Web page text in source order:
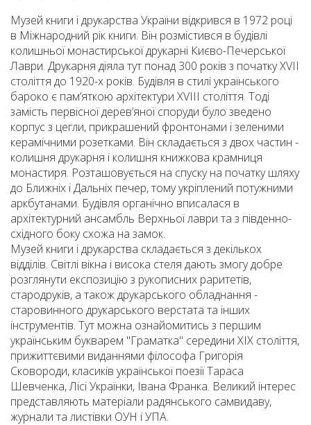
Музей книги і друкарства України відкрився в 1972 році
в Міжнародний рік книги. Він розмістився в будівлі
колишньої монастирської друкарні Києво-Печерської
Лаври. Друкарня діяла тут понад 300 років з початку ХVІІ
століття до 1920-х років. Будівля в стилі українського
бароко є пам’яткою архітектури XVIII століття. Тоді
замість первісної дерев’яної споруди було зведено
корпус з цегли, прикрашений фронтонами і зеленими
керамічними розетками. Він складається з двох частин -
колишня друкарня і колишня книжкова крамниця
монастиря. Розташовується на спуску на початку шляху
до Ближніх і Дальніх печер, тому укріплений потужними
аркбутанами. Будівля органічно вписалася в
архітектурний ансамбль Верхньої лаври та з південно-
східного боку схожа на замок.
Музей книги і друкарства складається з декількох
відділів. Світлі вікна і висока стеля дають змогу добре
розглянути експозицію з рукописних раритетів,
стародруків, а також друкарського обладнання -
старовинного друкарського верстата та інших
інструментів. Тут можна ознайомитись з першим
українським букварем "Граматка" середини ХІХ століття,
прижиттєвими виданнями філософа Григорія
Сковороди, класиків української поезії Тараса
Шевченка, Лісі Українки, Івана Франка. Великий інтерес
представляють матеріали радянського самвидаву,
журнали та листівки ОУН і УПА.